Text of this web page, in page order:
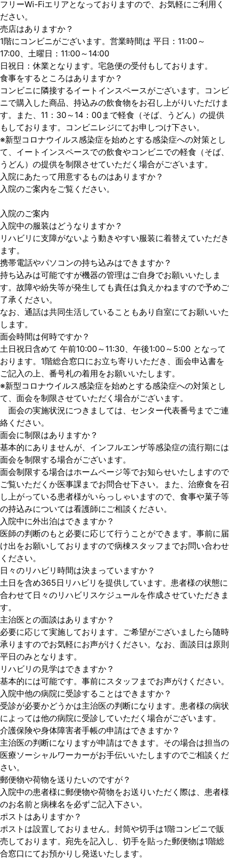
フリーWi-Fiエリアとなっておりますので、お気軽にご利用く
ださい。
売店はありますか？
1階にコンビニがございます。営業時間は 平日：11:00～
17:00、土曜日：11:00～14:00
日祝日：休業となります。宅急便の受付もしております。
食事をするところはありますか？
コンビニに隣接するイートインスペースがございます。コンビ
ニで購入した商品、持込みの飲食物をお召し上がりいただけま
す。また、11：30～14：00まで軽食（そば、うどん）の提供
もしております。コンビニレジにてお申しつけ下さい。
※新型コロナウイルス感染症を始めとする感染症への対策とし
て、イートインスペースでの飲食やコンビニでの軽食（そば、
うどん）の提供を制限させていただく場合がございます。
入院にあたって用意するものはありますか？
入院のご案内をご覧ください。
入院のご案内
入院中の服装はどうなりますか？
リハビリに支障がないよう動きやすい服装に着替えていただき
ます。
携帯電話やパソコンの持ち込みはできますか？
持ち込みは可能ですが機器の管理はご自身でお願いいたしま
す。故障や紛失等が発生しても責任は負えかねますので予めご
了承ください。
なお、通話は共同生活していることもあり自室にてお願いいた
します。
面会時間は何時ですか？
土日祝日含めて 午前10:00～11:30、午後1:00～5:00 となって
おります。1階総合窓口にお立ち寄りいただき、面会申込書を
ご記入の上、番号札の着用をお願いいたします。
※新型コロナウイルス感染症を始めとする感染症への対策とし
て、面会を制限させていただく場合がございます。
面会の実施状況につきましては、センター代表番号までご連
絡ください。
面会に制限はありますか？
基本的にありませんが、インフルエンザ等感染症の流行期には
面会を制限する場合がございます。
面会制限する場合はホームページ等でお知らせいたしますので
ご覧いただくか医事課までお問合せ下さい。また、治療食を召
し上がっている患者様がいらっしゃいますので、食事や菓子等
の持込みについては看護師にご相談ください。
入院中に外出泊はできますか？
医師の判断のもと必要に応じて行うことができます。事前に届
け出をお願いしておりますので病棟スタッフまでお問い合わせ
ください。
日々のリハビリ時間は決まっていますか？
土日を含め365日リハビリを提供しています。患者様の状態に
合わせて日々のリハビリスケジュールを作成させていただきま
す。
主治医との面談はありますか？
必要に応じて実施しております。ご希望がございましたら随時
承りますのでお気軽にお声がけください。なお、面談日は原則
平日のみとなります。
リハビリの見学はできますか？
基本的には可能です。事前にスタッフまでお声がけください。
入院中他の病院に受診することはできますか？
受診が必要かどうかは主治医の判断になります。患者様の病状
によっては他の病院に受診していただく場合がございます。
介護保険や身体障害者手帳の申請はできますか？
主治医の判断になりますが申請はできます。その場合は担当の
医療ソーシャルワーカーがお手伝いいたしますのでご相談くだ
さい。
郵便物や荷物を送りたいのですが？
入院中の患者様に郵便物や荷物をお送りいただく際は、患者様
のお名前と病棟名を必ずご記入下さい。
ポストはありますか？
ポストは設置しておりません。封筒や切手は1階コンビニで販
売しております。宛先を記入し、切手を貼った郵便物は1階総
合窓口にてお預かりし発送いたします。